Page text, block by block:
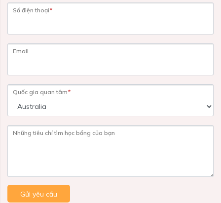
Số điện thoại*
Email
Quốc gia quan tâm*
Những tiêu chí tìm học bổng của bạn
Gửi yêu cầu